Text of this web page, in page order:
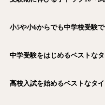
小5や小6からでも中学校受験
中学受験をはじめるベストな
高校入試を始めるベストなタ